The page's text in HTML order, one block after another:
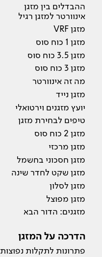
ההבדלים בין מזגן
אינוורטר למזגן רגיל
מזגן VRF
מזגן 1 כוח סוס
מזגן 3.5 כוח סוס
מזגן 3 כוח סוס
מה זה אינוורטר
מזגן נייד
יועץ מזגנים וירטואלי
טיפים לבחירת מזגן
מזגן 2 כוח סוס
מזגן מרכזי
מזגן חסכוני בחשמל
מזגן שקט לחדר שינה
מזגן לסלון
מזגן מפוצל
מזגנים: הדור הבא
הדרכה על המזגן
פתרונות לתקלות נפוצות